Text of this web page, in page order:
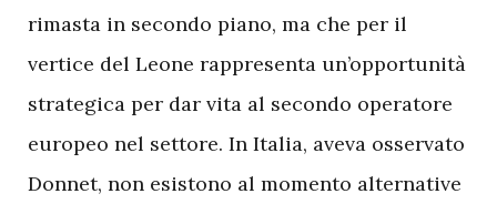
rimasta in secondo piano, ma che per il
vertice del Leone rappresenta un’opportunità
strategica per dar vita al secondo operatore
europeo nel settore. In Italia, aveva osservato
Donnet, non esistono al momento alternative